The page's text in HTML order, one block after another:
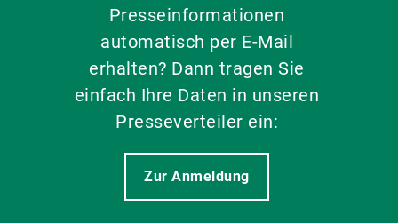
Presseinformationen
automatisch per E-Mail
erhalten? Dann tragen Sie
einfach Ihre Daten in unseren
Presseverteiler ein:
Zur Anmeldung